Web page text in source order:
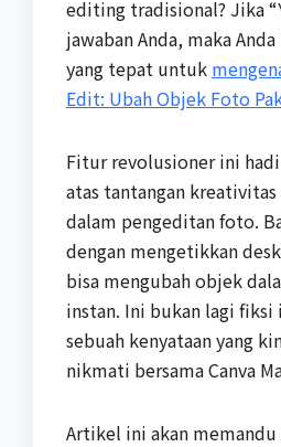
editing tradisional? Jika
jawaban Anda, maka
yang tepat untuk
Edit: Ubah Objek Foto
Fitur revolusioner ini
atas tantangan
dalam pengeditan foto.
dengan mengetikkan
bisa mengubah objek
instan. Ini bukan lagi
sebuah kenyataan yang
nikmati bersama Canva
Artikel ini akan memandu